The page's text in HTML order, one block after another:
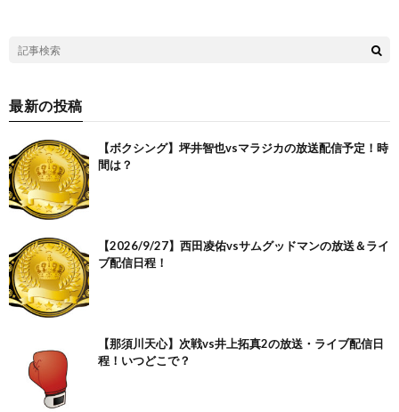
最新の投稿
【ボクシング】坪井智也vsマラジカの放送配信予定！時
間は？
【2026/9/27】西田凌佑vsサムグッドマンの放送＆ライ
ブ配信日程！
【那須川天心】次戦vs井上拓真2の放送・ライブ配信日
程！いつどこで？